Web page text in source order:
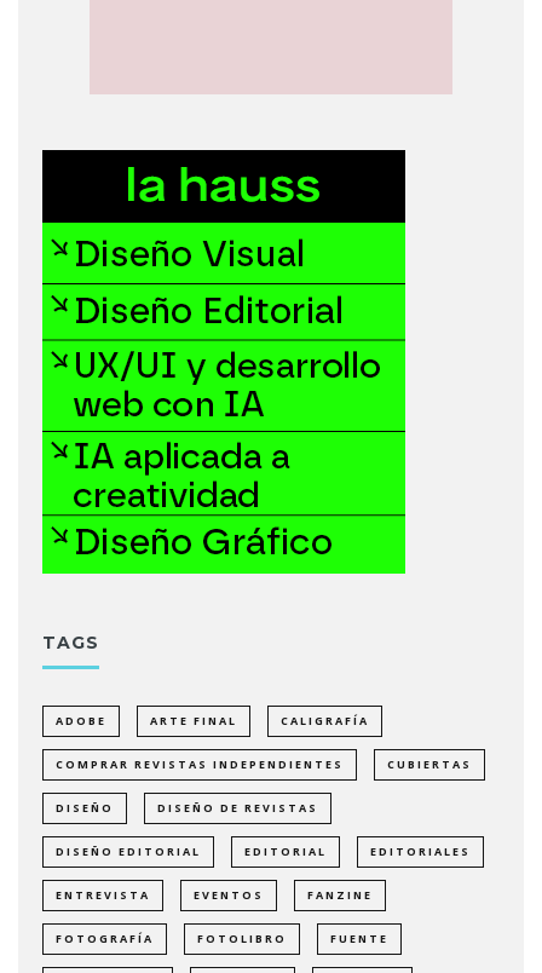
TAGS
ADOBE ARTE FINAL CALIGRAFÍA
COMPRAR REVISTAS INDEPENDIENTES CUBIERTAS
DISEÑO DISEÑO DE REVISTAS
DISEÑO EDITORIAL EDITORIAL EDITORIALES
ENTREVISTA EVENTOS FANZINE
FOTOGRAFÍA FOTOLIBRO FUENTE